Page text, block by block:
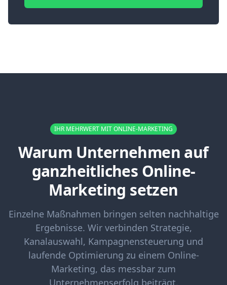
IHR MEHRWERT MIT ONLINE-MARKETING
Warum Unternehmen auf
ganzheitliches Online-
Marketing setzen
Einzelne Maßnahmen bringen selten nachhaltige
Ergebnisse. Wir verbinden Strategie,
Kanalauswahl, Kampagnensteuerung und
laufende Optimierung zu einem Online-
Marketing, das messbar zum
Unternehmenserfolg beiträgt.